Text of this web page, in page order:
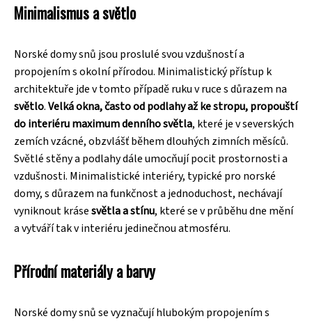
Minimalismus a světlo
Norské domy snů jsou proslulé svou vzdušností a
propojením s okolní přírodou. Minimalistický přístup k
architektuře jde v tomto případě ruku v ruce s důrazem na
světlo.Velká okna, často od podlahy až ke stropu, propouští
do interiéru maximum denního světla, které je v severských
zemích vzácné, obzvlášť během dlouhých zimních měsíců.
Světlé stěny a podlahy dále umocňují pocit prostornosti a
vzdušnosti. Minimalistické interiéry, typické pro norské
domy, s důrazem na funkčnost a jednoduchost, nechávají
vyniknout krásesvětla a stínu, které se v průběhu dne mění
a vytváří tak v interiéru jedinečnou atmosféru.
Přírodní materiály a barvy
Norské domy snů se vyznačují hlubokým propojením s